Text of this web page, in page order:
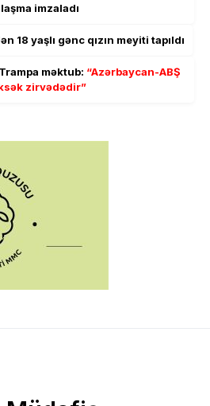
imzaladı
18 yaşlı gənc qızın meyiti tapıldı
məktub: “Azərbaycan-ABŞ
zirvədədir”